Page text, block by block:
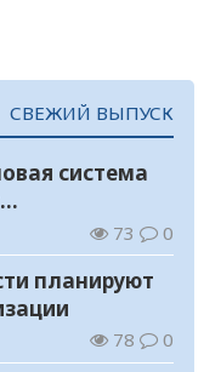
СВЕЖИЙ ВЫПУСК
система
73 0
планируют
78 0